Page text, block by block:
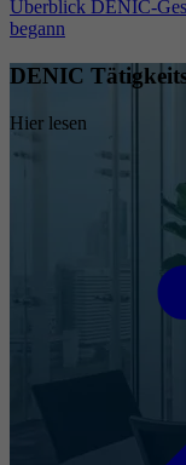
Überblick DENIC-
begann
DENIC
Hier lesen